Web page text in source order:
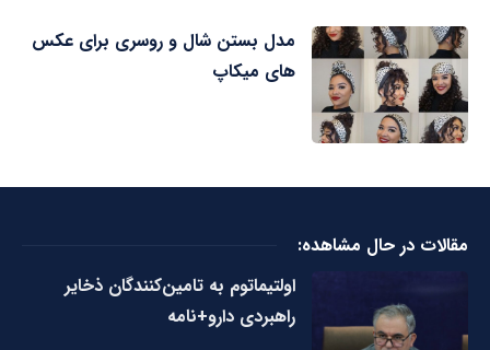
مدل بستن شال و روسری برای عکس
های میکاپ
مقالات در حال مشاهده:
اولتیماتوم به تامین‌کنندگان ذخایر
راهبردی دارو+نامه